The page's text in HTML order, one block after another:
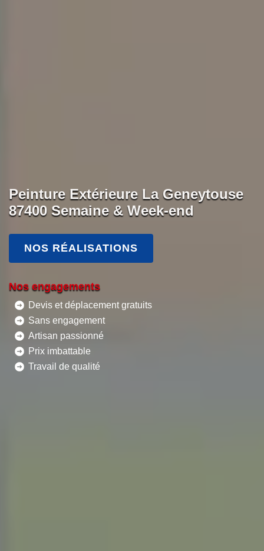
Peinture Extérieure La Geneytouse
87400 Semaine & Week-end
NOS RÉALISATIONS
Nos engagements
Devis et déplacement gratuits
Sans engagement
Artisan passionné
Prix imbattable
Travail de qualité